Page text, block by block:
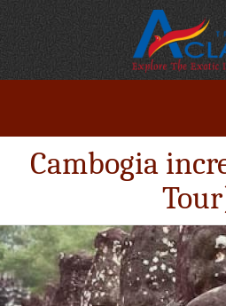
Cambogia